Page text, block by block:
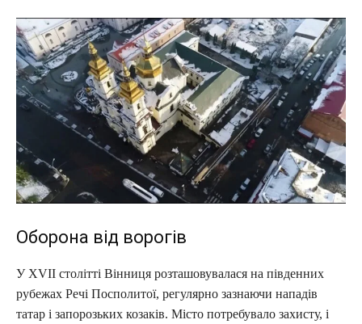
Оборона від ворогів
У XVII столітті Вінниця розташовувалася на південних
рубежах Речі Посполитої, регулярно зазнаючи нападів
татар і запорозьких козаків. Місто потребувало захисту, і